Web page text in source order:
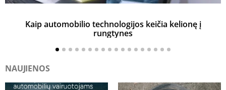
Kaip automobilio technologijos keičia kelionę į
rungtynes
NAUJIENOS